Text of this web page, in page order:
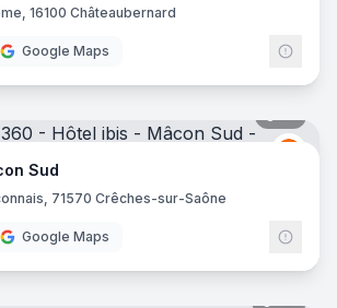
16100 Châteaubernard
Google Maps
Ibis
Sud
71570 Crêches-sur-Saône
Google Maps